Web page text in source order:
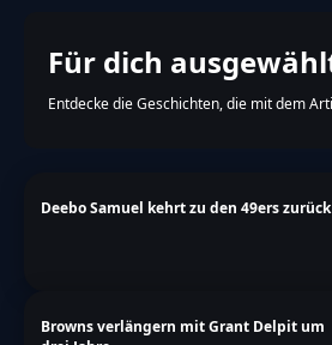
Für dich
Entdecke die Geschichten, die mit dem
Deebo Samuel kehrt zu den 49ers zurück
Browns verlängern mit Grant Delpit um